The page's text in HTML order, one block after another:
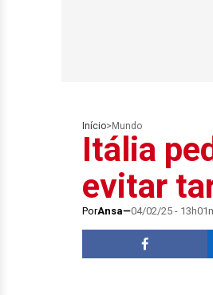
Início> Mundo
Itália
evitar
PorAnsa 04/02/25 -